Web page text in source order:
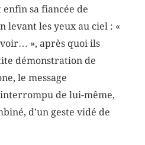
sa fiancée de
levant les yeux au ciel : «
», après quoi ils
démonstration de
le message
de lui-même,
d’un geste vidé de